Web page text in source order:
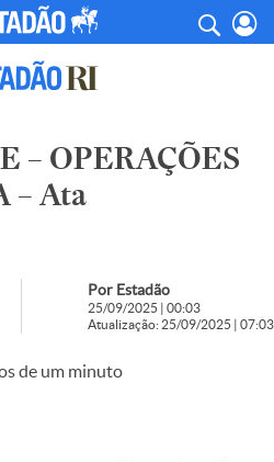
– OPERAÇÕES
– Ata
Por Estadão
25/09/2025 | 00:03
Atualização: 25/09/2025 | 07:03
de um minuto